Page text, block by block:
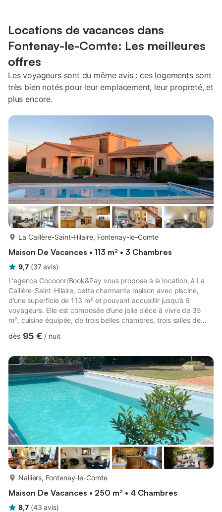
Locations de vacances dans
Fontenay-le-Comte: Les meilleures
offres
Les voyageurs sont du même avis : ces logements sont
très bien notés pour leur emplacement, leur propreté, et
plus encore.
La Caillère-Saint-Hilaire, Fontenay-le-Comte
Maison De Vacances • 113 m² • 3 Chambres
9,7 (37 avis)
L'agence Cocoonr/Book&Pay vous propose à la location, à La
Caillère-Saint-Hilaire, cette charmante maison avec piscine,
d’une superficie de 113 m² et pouvant accueillir jusqu’à 6
voyageurs. Elle est composée d’une jolie pièce à vivre de 35
m², cuisine équipée, de trois belles chambres, trois salles de
que vous ! Le logement se compose de la manière suivante : Au
TV, Wifi, cheminée (décorative) et coin repas. - Une cuisine
équipée avec notamment : bouilloire électrique...
dès 95 € / nuit
Nalliers, Fontenay-le-Comte
Maison De Vacances • 250 m² • 4 Chambres
8,7 (43 avis)